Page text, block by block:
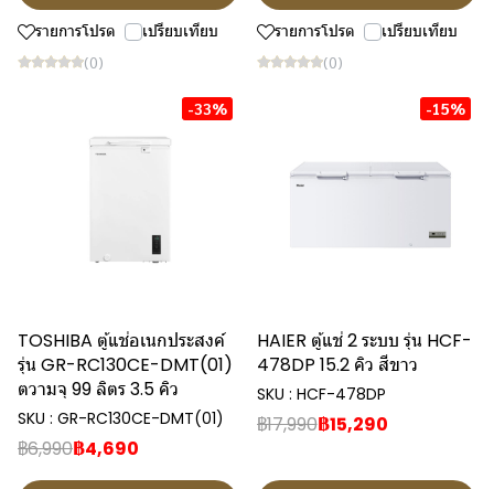
รายการโปรด เปรียบเทียบ
(0)
รายการโปรด เปรียบเทียบ
(0)
-33%
TOSHIBA ตู้แช่อเนกประสงค์
รุ่น GR-RC130CE-DMT(01)
ตวามจุ 99 ลิตร 3.5 คิว
SKU : GR-RC130CE-DMT(01)
฿6,990฿4,690
-15%
HAIER ตู้แช่ 2 ระบบ รุ่น HCF-
478DP 15.2 คิว สีขาว
SKU : HCF-478DP
฿17,990฿15,290